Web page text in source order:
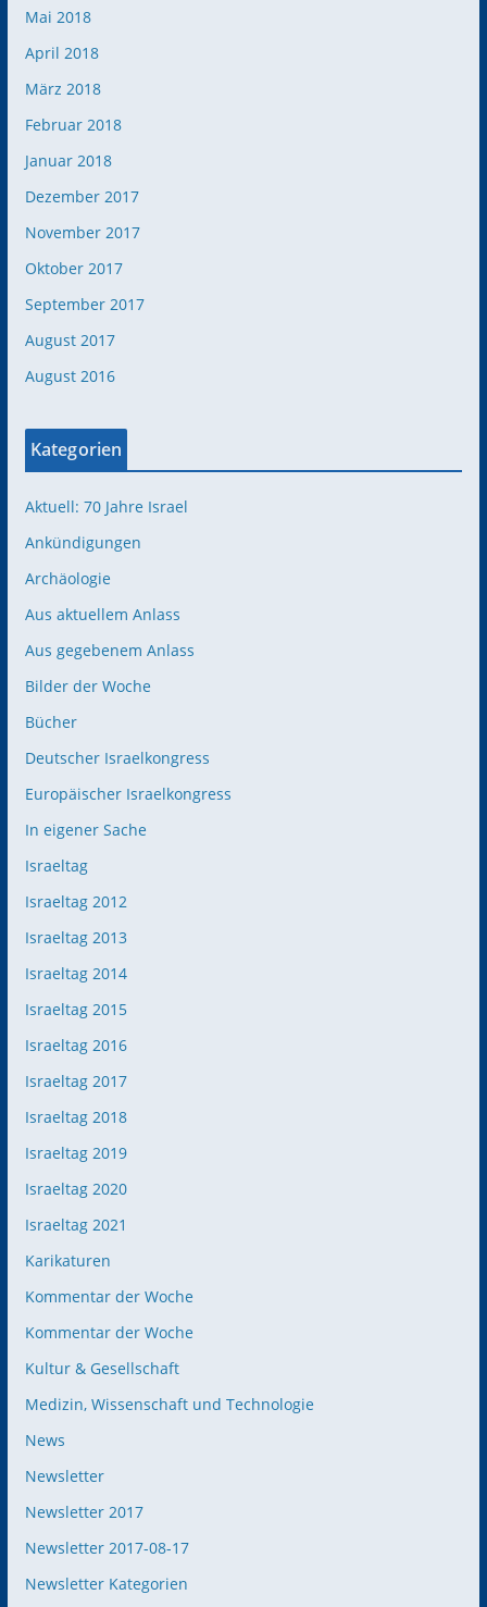
Mai 2018
April 2018
März 2018
Februar 2018
Januar 2018
Dezember 2017
November 2017
Oktober 2017
September 2017
August 2017
August 2016
Kategorien
Aktuell: 70 Jahre Israel
Ankündigungen
Archäologie
Aus aktuellem Anlass
Aus gegebenem Anlass
Bilder der Woche
Bücher
Deutscher Israelkongress
Europäischer Israelkongress
In eigener Sache
Israeltag
Israeltag 2012
Israeltag 2013
Israeltag 2014
Israeltag 2015
Israeltag 2016
Israeltag 2017
Israeltag 2018
Israeltag 2019
Israeltag 2020
Israeltag 2021
Karikaturen
Kommentar der Woche
Kommentar der Woche
Kultur & Gesellschaft
Medizin, Wissenschaft und Technologie
News
Newsletter
Newsletter 2017
Newsletter 2017-08-17
Newsletter Kategorien